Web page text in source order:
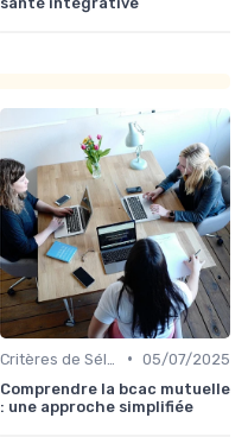
• 05/07/2025
Comprendre la bcac mutuelle
: une approche simplifiée